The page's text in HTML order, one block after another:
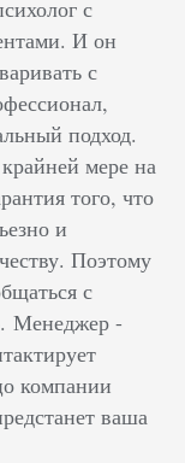
с
И он
с
подход.
мере на
того, что
и
Поэтому
с
Менеджер -
компании
ваша